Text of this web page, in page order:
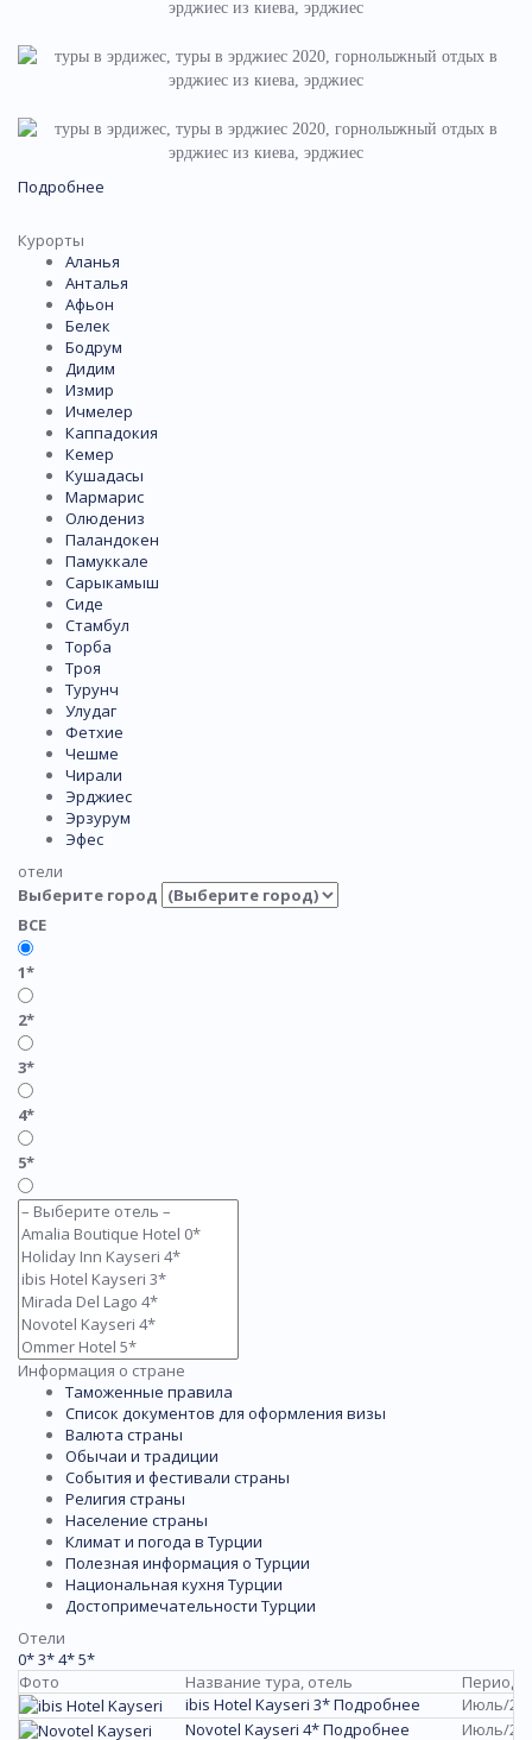
Подробнее
Курорты
Аланья
Анталья
Афьон
Белек
Бодрум
Дидим
Измир
Ичмелер
Каппадокия
Кемер
Кушадасы
Мармарис
Олюдениз
Паландокен
Памуккале
Сарыкамыш
Сиде
Стамбул
Торба
Троя
Турунч
Улудаг
Фетхие
Чешме
Чирали
Эрджиес
Эрзурум
Эфес
отели
Выберите город
ВСЕ
1*
2*
3*
4*
5*
Информация о стране
Таможенные правила
Список документов для оформления визы
Валюта страны
Обычаи и традиции
События и фестивали страны
Религия страны
Население страны
Климат и погода в Турции
Полезная информация о Турции
Национальная кухня Турции
Достопримечательности Турции
Отели
0*3*4*5*
Фото
Название тура, отель
Период
ibis Hotel Kayseri 3*Подробнее
Июль/
Novotel Kayseri 4*Подробнее
Июль/